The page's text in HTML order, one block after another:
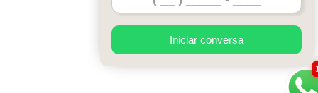
Iniciar conversa